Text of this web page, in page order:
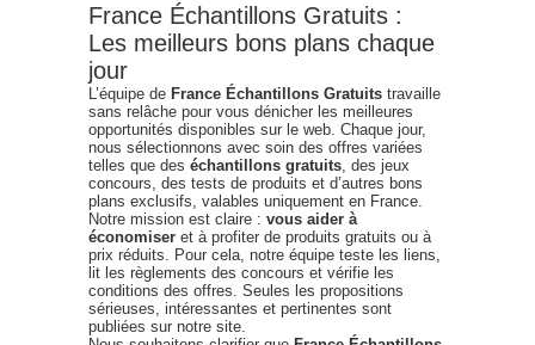
France Échantillons Gratuits :
Les meilleurs bons plans chaque
jour
L’équipe de France Échantillons Gratuits travaille
sans relâche pour vous dénicher les meilleures
opportunités disponibles sur le web. Chaque jour,
nous sélectionnons avec soin des offres variées
telles que des échantillons gratuits , des jeux
concours, des tests de produits et d’autres bons
plans exclusifs, valables uniquement en France.
Notre mission est claire : vous aider à
économiser et à profiter de produits gratuits ou à
prix réduits. Pour cela, notre équipe teste les liens,
lit les règlements des concours et vérifie les
conditions des offres. Seules les propositions
sérieuses, intéressantes et pertinentes sont
publiées sur notre site.